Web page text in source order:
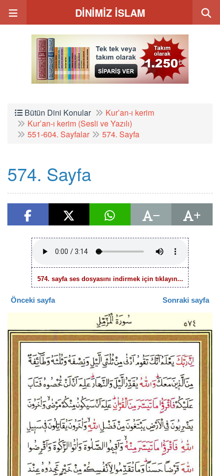
DİNİMİZ İSLAM
Bütün Dini Konular
Kur’an-ı kerim
Kur’an-ı kerim (Sesli ve Yazılı)
551-604. Sayfalar
574. Sayfa
574. Sayfa
574. sayfa ses dosyasını indirmek için tıklayın...
Önceki sayfa Sonraki sayfa